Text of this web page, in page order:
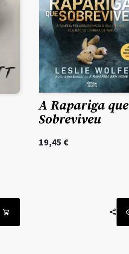
A Rapariga que
Sobreviveu
19,45 €